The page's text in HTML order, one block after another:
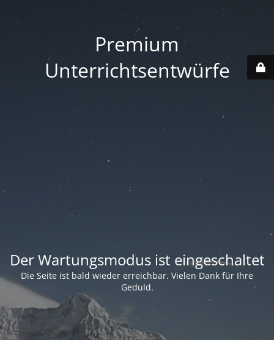
Premium
Unterrichtsentwürfe
Der Wartungsmodus ist eingeschaltet
Die Seite ist bald wieder erreichbar. Vielen Dank für Ihre
Geduld.